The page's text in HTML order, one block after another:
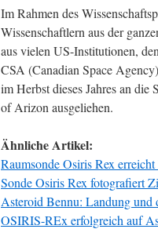
Im Rahmen des
Wissenschaftlern aus der
aus vielen US-Institutionen,
CSA (Canadian Space
im Herbst dieses Jahres an
of Arizon ausgeliehen.
Ähnliche Artikel:
Raumsonde Osiris Rex
Sonde Osiris Rex fotografiert
Asteroid Bennu: Landung und
OSIRIS-REx erfolgreich auf